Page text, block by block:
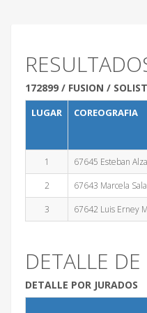
172899 / FUSION /
LUGAR COREOGRAFIA
1 67645 Esteban
2
67643 Marcela
3
67642 Luis Erney
DETALLE
DETALLE POR JURADOS